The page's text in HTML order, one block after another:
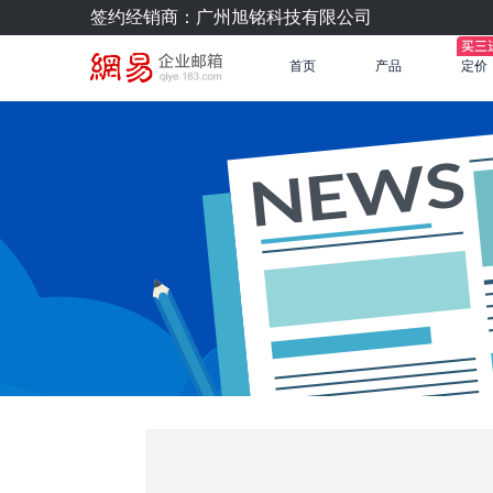
签约经销商：广州旭铭科技有限公司
首页 产品 定价